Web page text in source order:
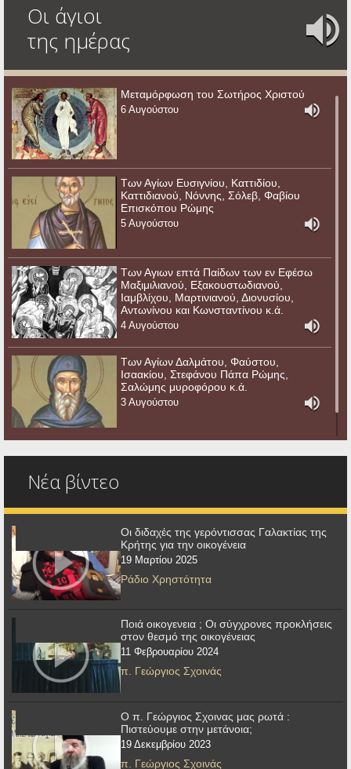
Οι άγιοι
της ημέρας
Μεταμόρφωση του Σωτήρος Χριστού
6 Αυγούστου
Των Αγίων Ευσιγνίου, Καττιδίου,
Καττιδιανού, Νόννης, Σόλεβ, Φαβίου
Επισκόπου Ρώμης
5 Αυγούστου
Των Αγιων επτά Παίδων των εν Εφέσω
Μαξιμιλιανού, Εξακουστωδιανού,
Ιαμβλίχου, Μαρτινιανού, Διονυσίου,
Αντωνίνου και Κωνσταντίνου κ.ά.
4 Αυγούστου
Των Αγίων Δαλμάτου, Φαύστου,
Ισαακίου, Στεφάνου Πάπα Ρώμης,
Σαλώμης μυροφόρου κ.ά.
3 Αυγούστου
Νέα βίντεο
Οι διδαχές της γερόντισσας Γαλακτίας της
Κρήτης για την οικογένεια
19 Μαρτίου 2025
Ράδιο Χρηστότητα
Ποιά οικογενεια ; Οι σύγχρονες προκλήσεις
στον θεσμό της οικογένειας
11 Φεβρουαρίου 2024
π. Γεώργιος Σχοινάς
Ο π. Γεώργιος Σχοινας μας ρωτά :
Πιστεύουμε στην μετάνοια;
19 Δεκεμβρίου 2023
π. Γεώργιος Σχοινάς